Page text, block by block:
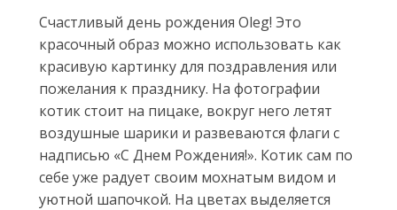
Счастливый день рождения Oleg! Это
красочный образ можно использовать как
красивую картинку для поздравления или
пожелания к празднику. На фотографии
котик стоит на пицаке, вокруг него летят
воздушные шарики и развеваются флаги с
надписью «С Днем Рождения!». Котик сам по
себе уже радует своим мохнатым видом и
уютной шапочкой. На цветах выделяется